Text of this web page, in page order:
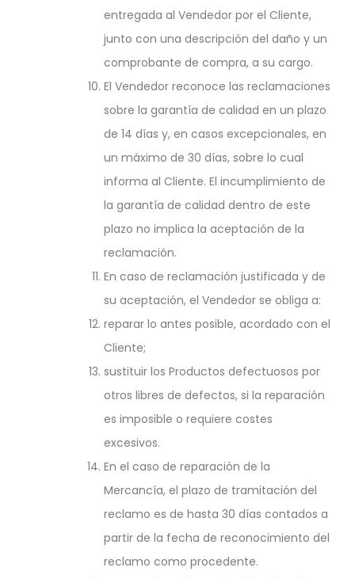
entregada al Vendedor por el Cliente,
junto con una descripción del daño y un
comprobante de compra, a su cargo.
El Vendedor reconoce las reclamaciones
sobre la garantía de calidad en un plazo
de 14 días y, en casos excepcionales, en
un máximo de 30 días, sobre lo cual
informa al Cliente. El incumplimiento de
la garantía de calidad dentro de este
plazo no implica la aceptación de la
reclamación.
En caso de reclamación justificada y de
su aceptación, el Vendedor se obliga a:
reparar lo antes posible, acordado con el
Cliente;
sustituir los Productos defectuosos por
otros libres de defectos, si la reparación
es imposible o requiere costes
excesivos.
En el caso de reparación de la
Mercancía, el plazo de tramitación del
reclamo es de hasta 30 días contados a
partir de la fecha de reconocimiento del
reclamo como procedente.